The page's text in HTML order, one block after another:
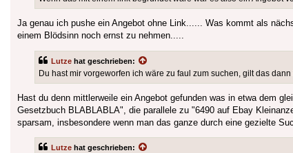
Ja genau ich pushe ein Angebot ohne Link...... Was kommt als
einem Blödsinn noch ernst zu nehmen.....
Lutze hat geschrieben:
Du hast mir vorgeworfen ich wäre zu faul zum suchen, gilt das
Hast du denn mittlerweile ein Angebot gefunden was in etwa dem
Gesetzbuch BLABLABLA", die parallele zu "6490 auf Ebay
sparsam, insbesondere wenn man das ganze durch eine gezielte
Lutze hat geschrieben: